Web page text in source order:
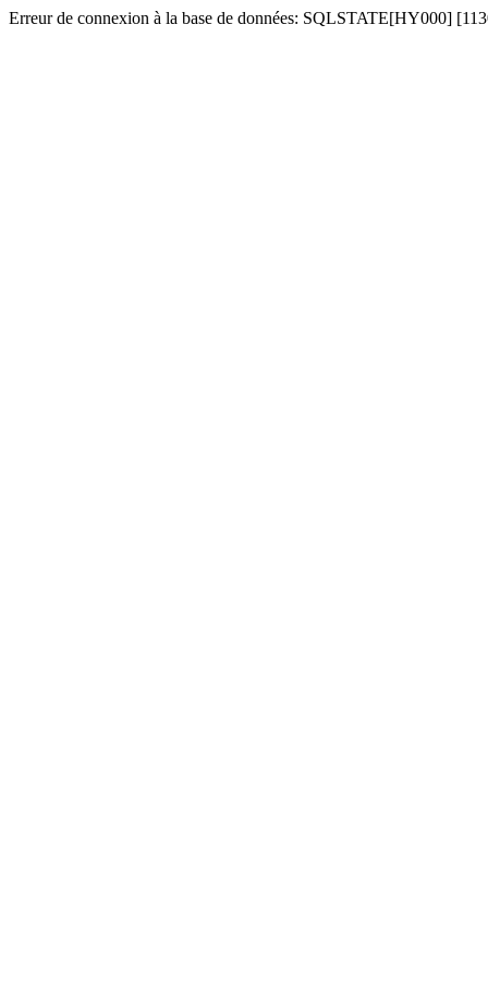
Erreur de connexion à la base de données: SQLSTATE[HY000]